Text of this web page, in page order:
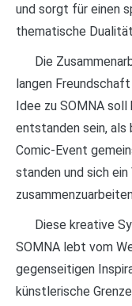
und sorgt für einen
thematische
Die
langen
Idee zu SOMNA
entstanden sein, als
Comic-Event
standen und sich
Diese kreative
SOMNA lebt vom
gegenseitigen
künstlerische